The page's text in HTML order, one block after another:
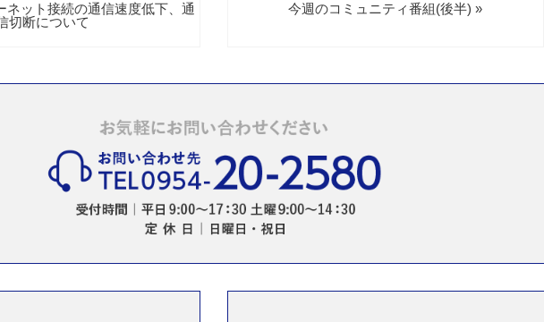
ネット接続の通信速度低下、通
切断について
今週のコミュニティ番組(後半) »